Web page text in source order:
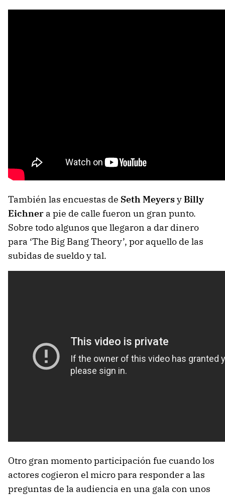
También las encuestas de Seth MeyersyBilly
Eichner a pie de calle fueron un gran punto.
Sobre todo algunos que llegaron a dar dinero
para ‘The Big Bang Theory’, por aquello de las
subidas de sueldo y tal.
Otro gran momento participación fue cuando los
actores cogieron el micro para responder a las
preguntas de la audiencia en una gala con unos